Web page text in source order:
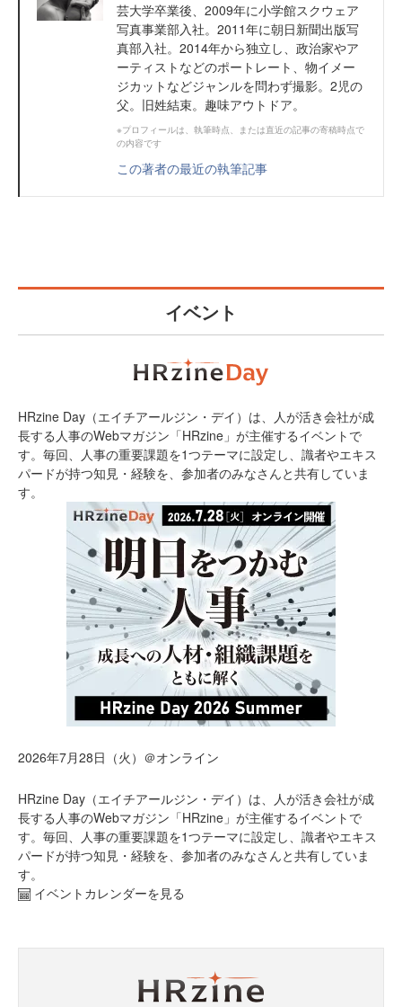
芸大学卒業後、2009年に小学館スクウェア
写真事業部入社。2011年に朝日新聞出版写
真部入社。2014年から独立し、政治家やア
ーティストなどのポートレート、物イメー
ジカットなどジャンルを問わず撮影。2児の
父。旧姓結束。趣味アウトドア。
※プロフィールは、執筆時点、または直近の記事の寄稿時点で
の内容です
この著者の最近の執筆記事
イベント
HRzine Day（エイチアールジン・デイ）は、人が活き会社が成
長する人事のWebマガジン「HRzine」が主催するイベントで
す。毎回、人事の重要課題を1つテーマに設定し、識者やエキス
パードが持つ知見・経験を、参加者のみなさんと共有していま
す。
2026年7月28日（火）＠オンライン
HRzine Day（エイチアールジン・デイ）は、人が活き会社が成
長する人事のWebマガジン「HRzine」が主催するイベントで
す。毎回、人事の重要課題を1つテーマに設定し、識者やエキス
パードが持つ知見・経験を、参加者のみなさんと共有していま
す。
イベントカレンダーを見る